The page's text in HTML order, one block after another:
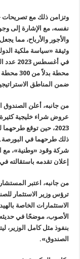
وتزامن ذلك مع تصريحات
نفسه، مع الإشارة إلى
والأجور والأرباح، مما
وثيقة «سياسة ملكية
محطة
ضمن المناطق
من جانبه، أعلن
عروض شراء خليجية
2023، حين توقع
إعلان تقدمه باستقالته في
من جانبه، اعتبر
ترؤس وزير الاستثمار
الاستثمارات الخاصة
الأصوب، موضحًا في
بنفوذ مثل كامل الوزير،
الصندوق».